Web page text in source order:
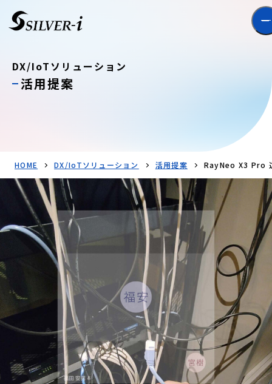
DX/IoTソリューション
活用提案
HOME DX/IoTソリューション 活用提案 RayNeo X3 Pro